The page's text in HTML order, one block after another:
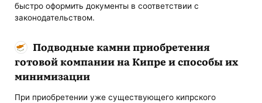
быстро оформить документы в соответствии с
законодательством.
Подводные камни приобретения
готовой компании на Кипре и способы их
минимизации
При приобретении уже существующего кипрского